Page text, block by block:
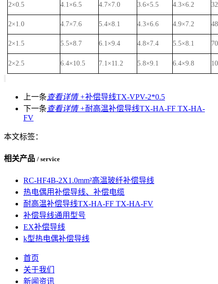
2×0.5 4.1×6.5 4.7×7.0 3.6×5.5 4.3×6.2 32
2×1.0 4.7×7.6 5.4×8.1 4.3×6.6 4.9×7.2 48
2×1.5 5.5×8.7 6.1×9.4 4.8×7.4 5.5×8.1 70
2×2.5 6.4×10.5 7.1×11.2 5.8×9.1 6.4×9.8
上一条查看详情 +补偿导线TX-VPV-2*0.5
下一条查看详情 +耐高温补偿导线TX-HA-FF TX-HA-
FV
本文标签：
相关产品 / service
RC-HF4B-2X1.0mm²高温玻纤补偿导线
热电偶用补偿导线、补偿电缆
耐高温补偿导线TX-HA-FF TX-HA-FV
补偿导线通用型号
EX补偿导线
k型热电偶补偿导线
首页
关于我们
新闻资讯